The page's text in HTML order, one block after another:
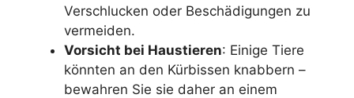
Verschlucken oder Beschädigungen zu
vermeiden.
Vorsicht bei Haustieren: Einige Tiere
könnten an den Kürbissen knabbern –
bewahren Sie sie daher an einem